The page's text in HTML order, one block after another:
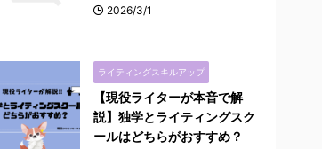
2026/3/1
ライティングスキルアップ
【現役ライターが本音で解
説】独学とライティングスク
ールはどちらがおすすめ？